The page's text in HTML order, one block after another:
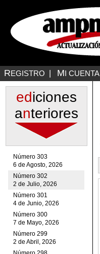
REGISTRO MI CUENTA
ediciones
anteriores
Número 303
6 de Agosto, 2026
Número 302
2 de Julio, 2026
Número 301
4 de Junio, 2026
Número 300
7 de Mayo, 2026
Número 299
2 de Abril, 2026